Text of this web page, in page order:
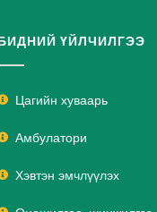
ҮЙЛЧИЛГЭЭ
Цагийн хуваарь
Амбулатори
Хэвтэн эмчлүүлэх